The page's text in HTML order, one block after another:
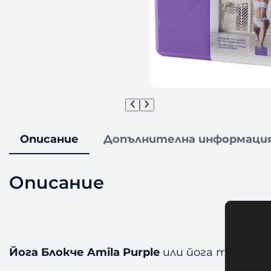
Описание Допълнителна
Описание
Йога Блокче Amila Purple или йога тухла